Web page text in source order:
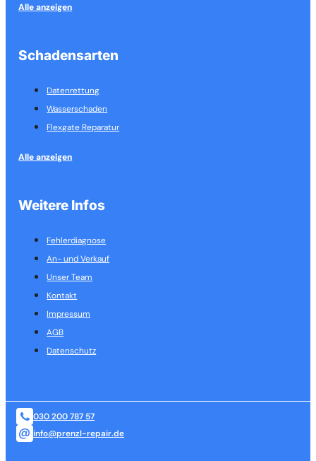
Alle anzeigen
Schadensarten
Datenrettung
Wasserschaden
Flexgate Reparatur
Alle anzeigen
Weitere Infos
Fehlerdiagnose
An- und Verkauf
Unser Team
Kontakt
Impressum
AGB
Datenschutz
030 200 787 57
info@prenzl-repair.de